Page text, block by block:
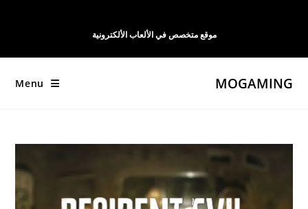
موقع متخصص في الألعاب الألكترونية
MOGAMING
Menu